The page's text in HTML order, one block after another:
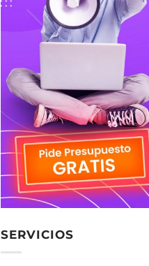
SERVICIOS